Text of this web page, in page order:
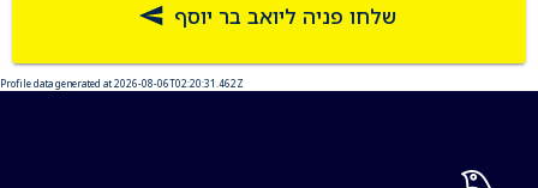
שלחו פניה ליואב בר יוסף
Profile data generated at 2026-08-06T02:20:31.462Z